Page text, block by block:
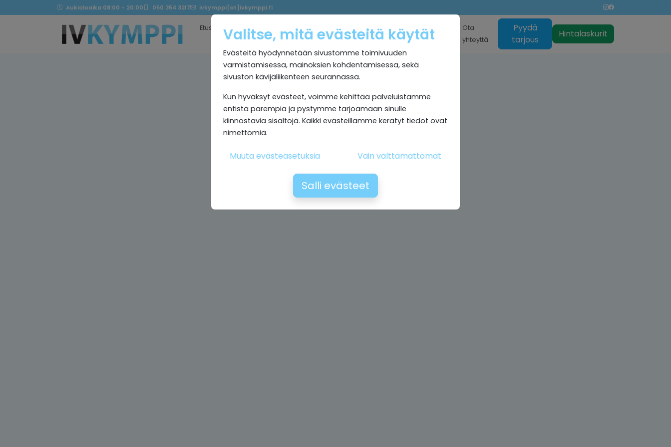
Aukioloaika 08:00 - 20:00 050 354 3217 ivkymppi[at]ivkymppi.fi
Etusivu Palvelumme
Ultrapuhdas
sisäilma
Kymppi
Kokemuksia Rekrytointi
Ota
yhteyttä
Pyydä
tarjous
Hintalaskurit
Valitse, mitä evästeitä käytät
Evästeitä hyödynnetään sivustomme toimivuuden
varmistamisessa, mainoksien kohdentamisessa, sekä
sivuston kävijäliikenteen seurannassa.
Kun hyväksyt evästeet, voimme kehittää palveluistamme
entistä parempia ja pystymme tarjoamaan sinulle
kiinnostavia sisältöjä. Kaikki evästeillämme kerätyt tiedot ovat
nimettömiä.
Muuta evästeasetuksia Vain välttämättömät
Salli evästeet